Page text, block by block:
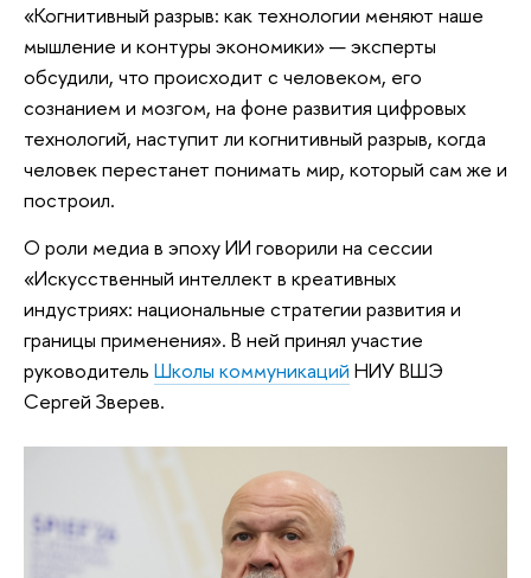
«Когнитивный разрыв: как технологии меняют наше
мышление и контуры экономики» — эксперты
обсудили, что происходит с человеком, его
сознанием и мозгом, на фоне развития цифровых
технологий, наступит ли когнитивный разрыв, когда
человек перестанет понимать мир, который сам же и
построил.
О роли медиа в эпоху ИИ говорили на сессии
«Искусственный интеллект в креативных
индустриях: национальные стратегии развития и
границы применения». В ней принял участие
руководитель Школы коммуникаций НИУ ВШЭ
Сергей Зверев.